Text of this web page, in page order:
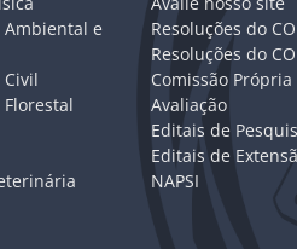
Ambiental e
Resoluções do
Resoluções do
Comissão Própria
Avaliação
Editais de
Editais de
NAPSI